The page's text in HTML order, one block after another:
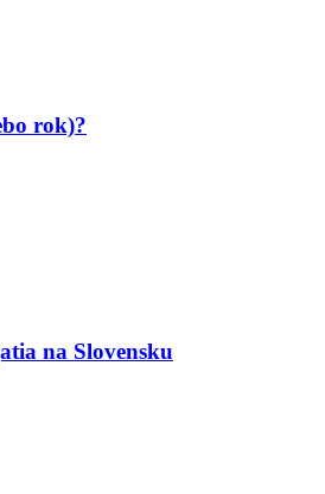
rok)?
na Slovensku